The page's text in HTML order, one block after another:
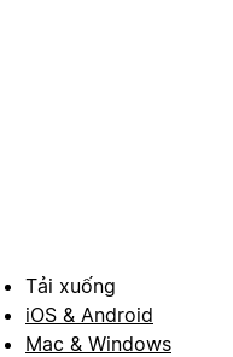
Tải xuống
iOS & Android
Mac & Windows